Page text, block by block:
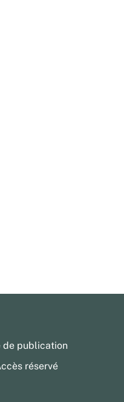
de publication
réservé